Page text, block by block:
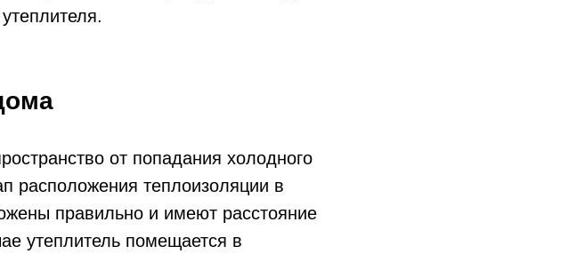
от попадания холодного
расположения теплоизоляции в
правильно и имеют расстояние
утеплитель помещается в